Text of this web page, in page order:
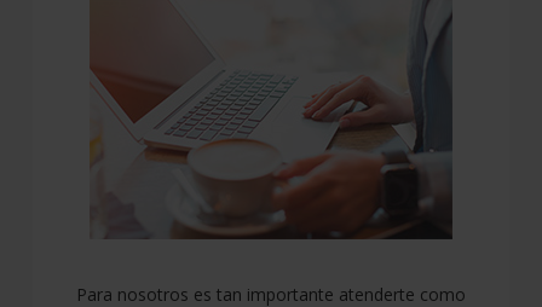
Para nosotros es tan importante atenderte como